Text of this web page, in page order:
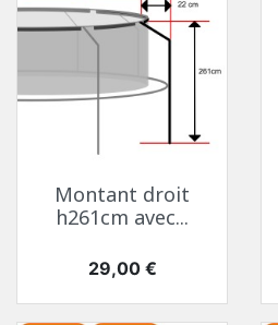
Montant droit
h261cm avec...
Prix
29,00 €